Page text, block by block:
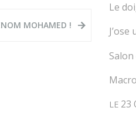
MOHAMED !
Le
LE 23